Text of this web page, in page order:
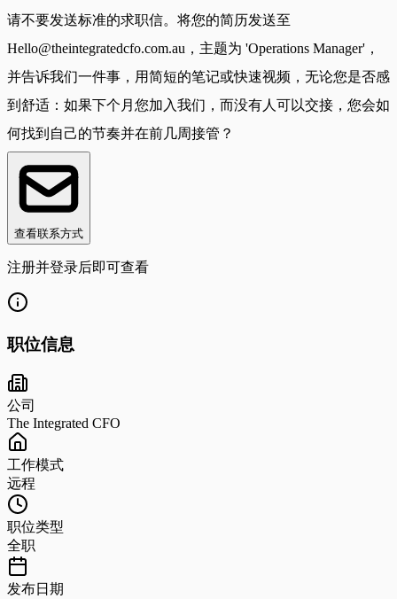
请不要发送标准的求职信。将您的简历发送至
Hello@theintegratedcfo.com.au ，主题为 'Operations Manager'，
并告诉我们一件事，用简短的笔记或快速视频，无论您是否感
到舒适：如果下个月您加入我们，而没有人可以交接，您会如
何找到自己的节奏并在前几周接管？
查看联系方式
注册并登录后即可查看
职位信息
公司
The Integrated CFO
工作模式
远程
职位类型
全职
发布日期